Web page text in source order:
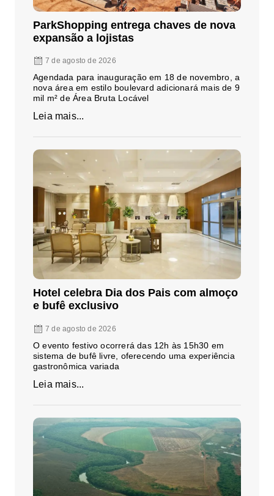
ParkShopping entrega chaves de nova
expansão a lojistas
7 de agosto de 2026
Agendada para inauguração em 18 de novembro, a
nova área em estilo boulevard adicionará mais de 9
mil m² de Área Bruta Locável
Leia mais...
Hotel celebra Dia dos Pais com almoço
e bufê exclusivo
7 de agosto de 2026
O evento festivo ocorrerá das 12h às 15h30 em
sistema de bufê livre, oferecendo uma experiência
gastronômica variada
Leia mais...